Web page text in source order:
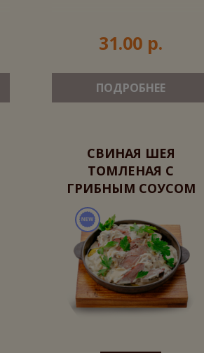
31.00 р.
ПОДРОБНЕЕ
СВИНАЯ ШЕЯ
ТОМЛЕНАЯ С
ГРИБНЫМ СОУСОМ